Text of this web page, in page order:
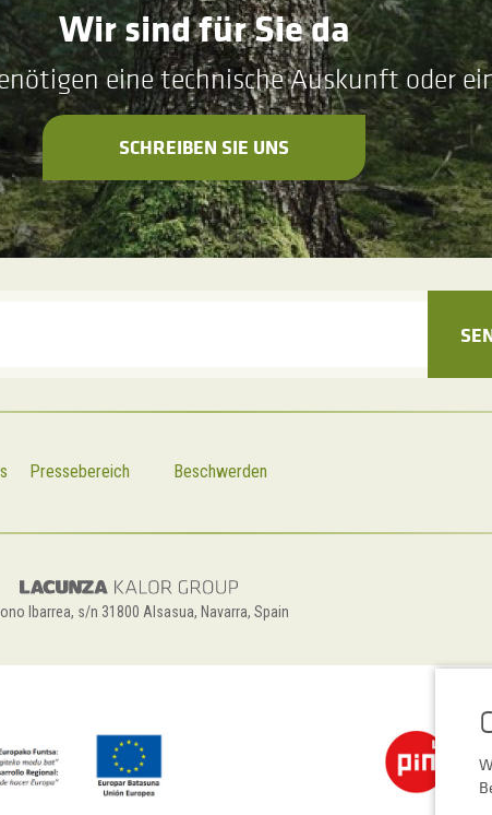
Wir sind für Sie da
eine technische Auskunft oder
SCHREIBEN SIE UNS
Pressebereich Beschwerden
Ibarrea, s/n 31800 Alsasua, Navarra, Spain